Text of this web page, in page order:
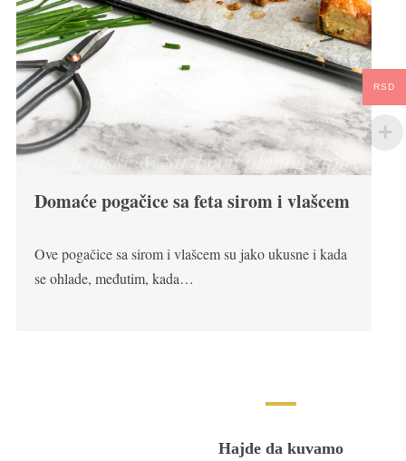
Domaće pogačice sa feta sirom i vlašcem
Ove pogačice sa sirom i vlašcem su jako ukusne i kada
se ohlade, međutim, kada…
Hajde da kuvamo
RSD